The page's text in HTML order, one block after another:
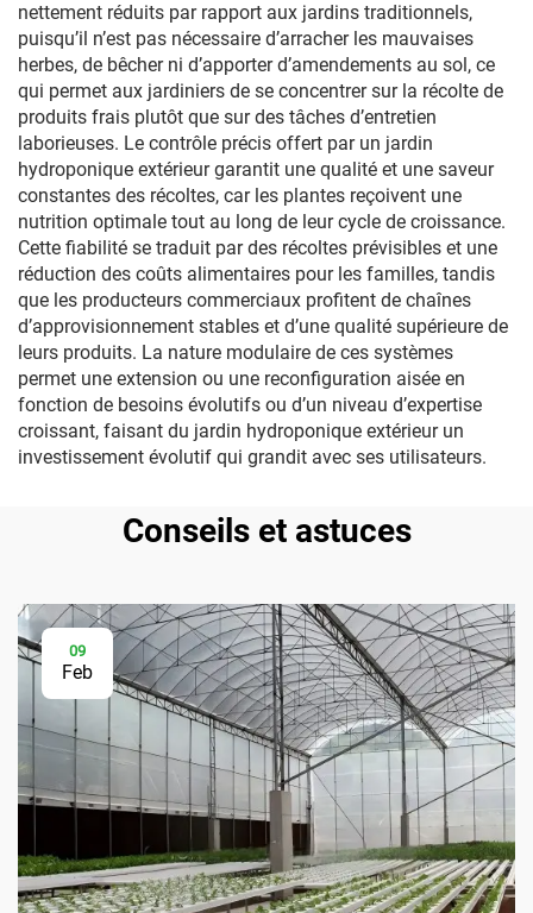
nettement réduits par rapport aux jardins traditionnels,
puisqu’il n’est pas nécessaire d’arracher les mauvaises
herbes, de bêcher ni d’apporter d’amendements au sol, ce
qui permet aux jardiniers de se concentrer sur la récolte de
produits frais plutôt que sur des tâches d’entretien
laborieuses. Le contrôle précis offert par un jardin
hydroponique extérieur garantit une qualité et une saveur
constantes des récoltes, car les plantes reçoivent une
nutrition optimale tout au long de leur cycle de croissance.
Cette fiabilité se traduit par des récoltes prévisibles et une
réduction des coûts alimentaires pour les familles, tandis
que les producteurs commerciaux profitent de chaînes
d’approvisionnement stables et d’une qualité supérieure de
leurs produits. La nature modulaire de ces systèmes
permet une extension ou une reconfiguration aisée en
fonction de besoins évolutifs ou d’un niveau d’expertise
croissant, faisant du jardin hydroponique extérieur un
investissement évolutif qui grandit avec ses utilisateurs.
Conseils et astuces
09
Feb